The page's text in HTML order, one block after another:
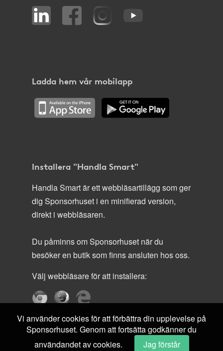
Ladda hem vår mobilapp
Installera "Handla Smart"
Handla Smart är ett webbläsartillägg som ger
dig Sponsorhuset i en minifierad version,
direkt i webbläsaren.
Du påminns om Sponsorhuset när du
besöker en butik som finns ansluten hos oss.
Välj webbläsare för att installera:
Vi använder cookies för att förbättra din upplevelse på
Sponsorhuset. Genom att fortsätta godkänner du
användandet av cookies.
Jag förstår